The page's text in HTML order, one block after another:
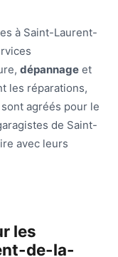
à Saint-Laurent-
dépannage et
les réparations,
agréés pour le
de Saint-
avec leurs
les
de-la-